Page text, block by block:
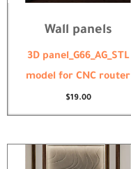
Wall panels
3D panel_G66_AG_STL
model for CNC router
$19.00